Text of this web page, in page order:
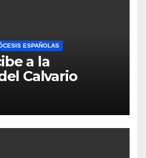
ESPAÑOLAS
a la
Calvario